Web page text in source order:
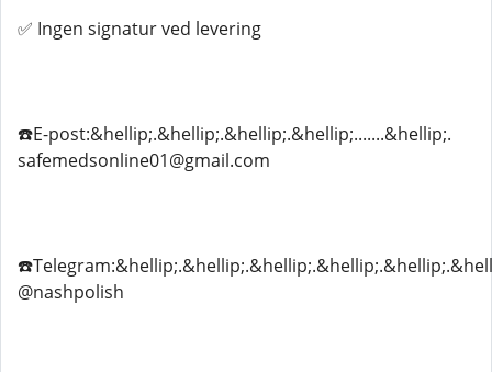
✅ Ingen signatur ved levering
☎️E-post:&hellip;.&hellip;.&hellip;.&hellip;.......&hellip;.
safemedsonline01@gmail.com
@nashpolish